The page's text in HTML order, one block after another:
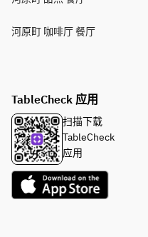
河原町 咖啡厅 餐厅
TableCheck 应用
扫描下载
TableCheck
应用